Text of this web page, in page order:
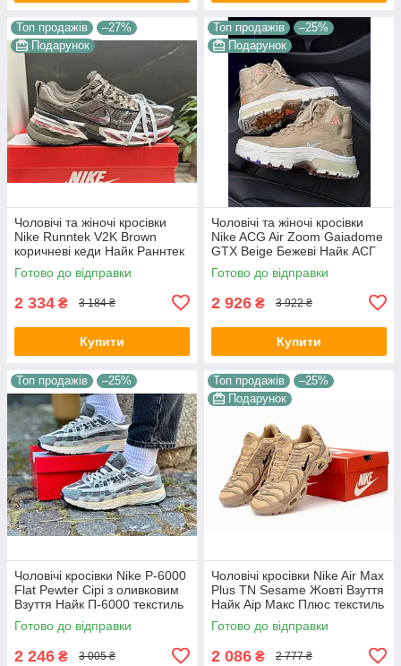
Топ продажів
–27%
Подарунок
Чоловічі та жіночі кросівки
Nike Runntek V2K Brown
коричневі кеди Найк Раннтек
В2К текстиль демісезон
унісекс В'єтнам
Готово до відправки
2 334 ₴ 3 184 ₴
Купити
Топ продажів
–25%
Подарунок
Чоловічі та жіночі кросівки
Nike ACG Air Zoom Gaiadome
GTX Beige Бежеві Найк АСГ
гума текстиль gore-tex осінь
зима унісекс
Готово до відправки
2 926 ₴ 3 922 ₴
Купити
Топ продажів –25%
Чоловічі кросівки Nike P-6000
Flat Pewter Сірі з оливковим
Взуття Найк П-6000 текстиль
сітка повсякденні демісезон
Готово до відправки
2 246 ₴ 3 005 ₴
Топ продажів
–25%
Подарунок
Чоловічі кросівки Nike Air Max
Plus TN Sesame Жовті Взуття
Найк Аір Макс Плюс текстиль
шкіра демісезон
Готово до відправки
2 086 ₴ 2 777 ₴